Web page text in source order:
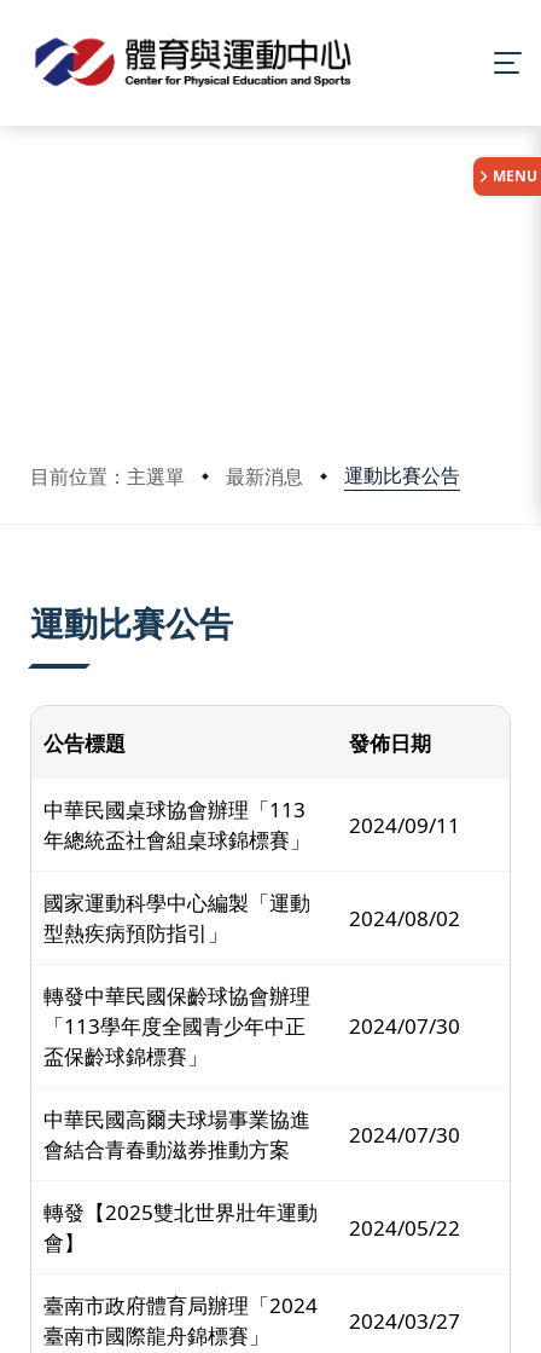
目前位置：主選單 最新消息 運動比賽公告
MENU
運動比賽公告
公告標題 發佈日期
中華民國桌球協會辦理「113
年總統盃社會組桌球錦標賽」
2024/09/11
國家運動科學中心編製「運動
型熱疾病預防指引」
2024/08/02
轉發中華民國保齡球協會辦理
「113學年度全國青少年中正
盃保齡球錦標賽」
2024/07/30
中華民國高爾夫球場事業協進
會結合青春動滋券推動方案
2024/07/30
轉發【2025雙北世界壯年運動
會】
2024/05/22
臺南市政府體育局辦理「2024
臺南市國際龍舟錦標賽」
2024/03/27